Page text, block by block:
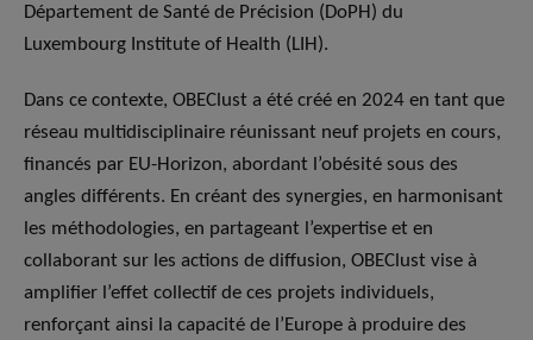
Département de Santé de Précision (DoPH) du
Luxembourg Institute of Health (LIH).
Dans ce contexte, OBEClust a été créé en 2024 en tant que
réseau multidisciplinaire réunissant neuf projets en cours,
financés par EU-Horizon, abordant l’obésité sous des
angles différents. En créant des synergies, en harmonisant
les méthodologies, en partageant l’expertise et en
collaborant sur les actions de diffusion, OBEClust vise à
amplifier l’effet collectif de ces projets individuels,
renforçant ainsi la capacité de l’Europe à produire des